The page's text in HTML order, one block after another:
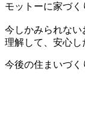
モットーに家づく
今しかみられない
理解して、安心し
今後の住まいづく